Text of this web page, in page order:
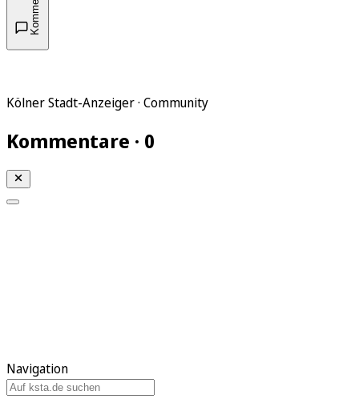
Kölner Stadt-Anzeiger · Community
Kommentare · 0
Navigation